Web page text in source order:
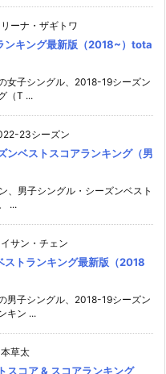
ーナ・ザギトワ
ンキング最新版（2018~）tota
女子シングル、2018-19シーズン
（T ...
23シーズン
ベストスコアランキング（男
、男子シングル・シーズンベスト
...
サン・チェン
ストランキング最新版（2018
男子シングル、2018-19シーズン
キン ...
草太
スコア & スコアランキング